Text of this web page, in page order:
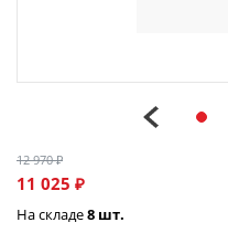
12 970 ₽
11 025 ₽
На складе8 шт.